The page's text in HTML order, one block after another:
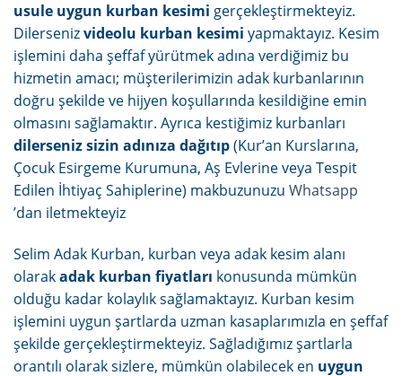
usule uygun kurban kesimi gerçekleştirmekteyiz.
Dilersenizvideolu kurban kesimi yapmaktayız. Kesim
işlemini daha şeffaf yürütmek adına verdiğimiz bu
hizmetin amacı; müşterilerimizin adak kurbanlarının
doğru şekilde ve hijyen koşullarında kesildiğine emin
olmasını sağlamaktır. Ayrıca kestiğimiz kurbanları
dilerseniz sizin adınıza dağıtıp(Kur’an Kurslarına,
Çocuk Esirgeme Kurumuna, Aş Evlerine veya Tespit
Edilen İhtiyaç Sahiplerine) makbuzunuzu Whatsapp
’dan iletmekteyiz
Selim Adak Kurban, kurban veya adak kesim alanı
olarakadak kurban fiyatları konusunda mümkün
olduğu kadar kolaylık sağlamaktayız. Kurban kesim
işlemini uygun şartlarda uzman kasaplarımızla en şeffaf
şekilde gerçekleştirmekteyiz. Sağladığımız şartlarla
orantılı olarak sizlere, mümkün olabilecek en uygun